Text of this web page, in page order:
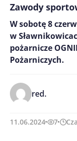
Zawody
W sobotę 8
w
pożarnicze
Pożarniczych.
red.
11.06.2024 7